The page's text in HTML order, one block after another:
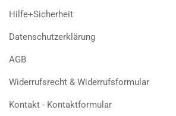
Hilfe+Sicherheit
Datenschutzerklärung
AGB
Widerrufsrecht & Widerrufsformular
Kontakt - Kontaktformular